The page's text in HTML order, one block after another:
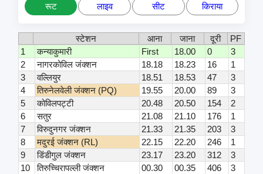
रूट लाइव सीट किराया
स्टेशन आना जाना दूरी
PF
1
कन्याकुमारी First 18.00 0
3
2
नागरकोविल जंक्शन 18.18 18.23 16
1
3
वल्लियुर 18.51 18.53 47
3
4
तिरुनेलवेली जंक्शन (PQ) 19.55 20.00 89
3
5
कोविलपट्टी 20.48 20.50 154
2
6
सतुर 21.08 21.10 176
1
7
विरुदुनगर जंक्शन 21.33 21.35 203
3
8
मदुरई जंक्शन (RL) 22.15 22.20 246
1
9
डिंडीगुल जंक्शन 23.17 23.20 312
3
10
तिरुच्चिरापल्ली जंक्शन 00.30 00.35 406
3